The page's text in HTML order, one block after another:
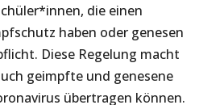
die einen
haben oder genesen
Diese Regelung macht
geimpfte und genesene
übertragen können.